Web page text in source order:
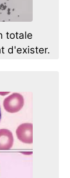
totale
d'exister.